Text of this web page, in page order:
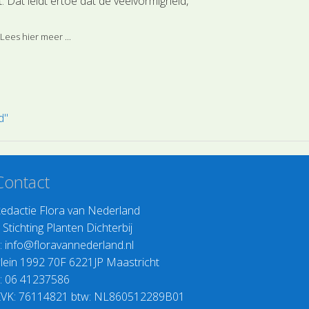
gaafrandig langwerpig, tot veerdelig
Lees hier meer ...
Flora van Nederland
Stichting Planten Dichterbij
info@floravannederland.nl
1992 70F 6221JP Maastricht
06 41237586
76114821 btw: NL860512289B01